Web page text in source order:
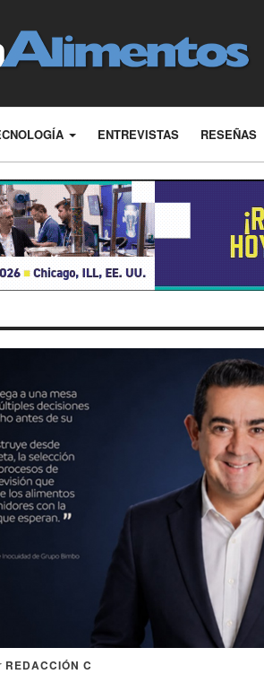
ENTREVISTAS RESEÑAS
REDACCIÓN C